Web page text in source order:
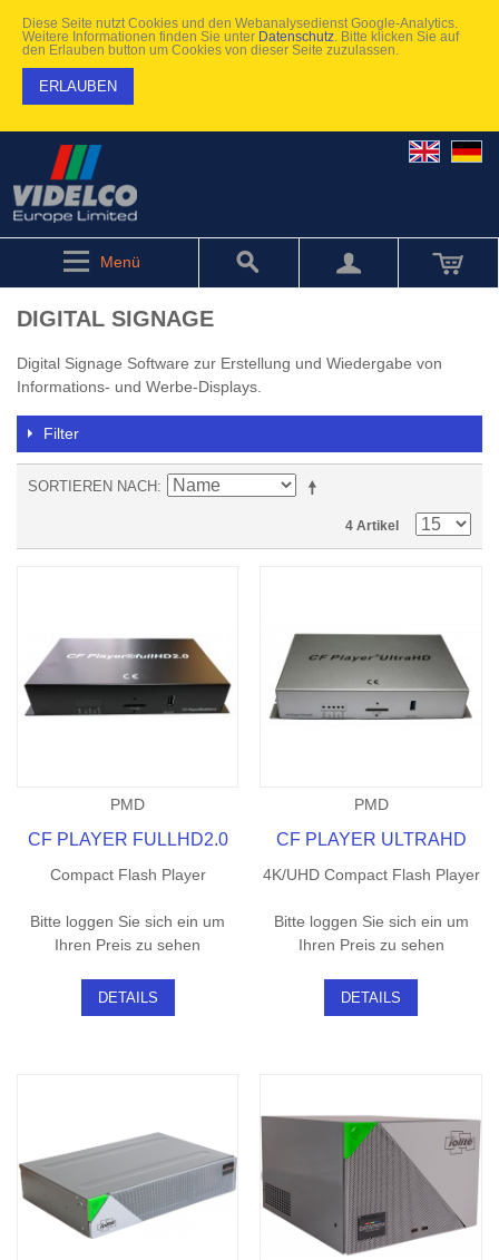
Diese Seite nutzt Cookies und den Webanalysedienst Google-Analytics.
Weitere Informationen finden Sie unter Datenschutz . Bitte klicken Sie auf
den Erlauben button um Cookies von dieser Seite zuzulassen.
ERLAUBEN
Menü
DIGITAL SIGNAGE
Digital Signage Software zur Erstellung und Wiedergabe von
Informations- und Werbe-Displays.
Filter
SORTIEREN NACH
4 Artikel
PMD
CF PLAYER FULLHD2.0
Compact Flash Player
Bitte loggen Sie sich ein um
Ihren Preis zu sehen
DETAILS
PMD
CF PLAYER ULTRAHD
4K/UHD Compact Flash Player
Bitte loggen Sie sich ein um
Ihren Preis zu sehen
DETAILS